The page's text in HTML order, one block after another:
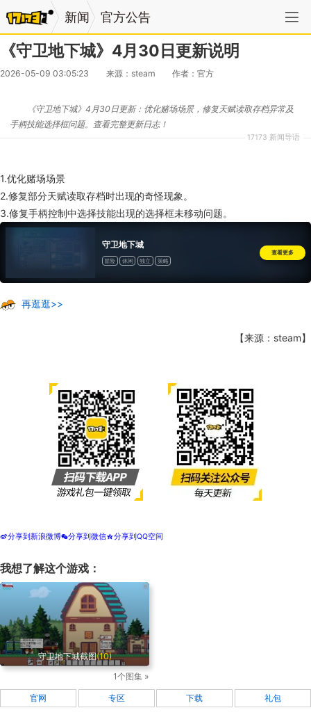
新闻 官方公告
《守卫地下城》4月30日更新说明
2026-05-09 03:05:23 来源：steam 作者：官方
17173 新闻导语
《守卫地下城》4月30日更新：优化赌场场景，修复天赋读取存档异常及
手柄技能选择框问题。查看完整更新日志！
1.优化赌场场景
2.修复部分天赋读取存档时出现的奇怪现象。
3.修复手柄控制中选择技能出现的选择框未移动问题。
守卫地下城
冒险 休闲 独立 策略
查看更多
再逛逛>>
【来源：steam】
t分享到新浪微博w分享到微信z分享到QQ空间
我想了解这个游戏：
守卫地下城截图(10)
1个图集 »
官网 专区 下载 礼包